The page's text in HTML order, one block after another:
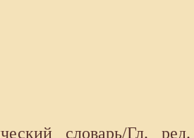
словарь/Гл. ред.